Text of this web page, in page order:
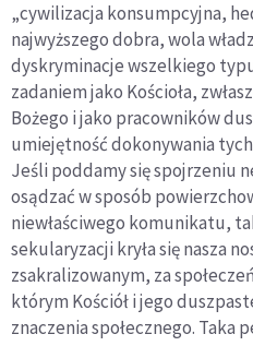
„cywilizacja konsumpcyjna,
najwyższego dobra, wola
dyskryminacje wszelkiego
zadaniem jako Kościoła,
Bożego i jako pracowników
umiejętność dokonywania
Jeśli poddamy się spojrzeniu
osądzać w sposób
niewłaściwego komunikatu,
sekularyzacji kryła się nasza
zsakralizowanym, za
którym Kościół i jego
znaczenia społecznego. Taka